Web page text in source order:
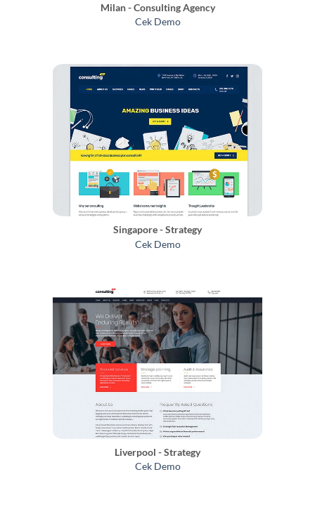
Milan - Consulting Agency
Cek Demo
Singapore - Strategy
Cek Demo
Liverpool - Strategy
Cek Demo